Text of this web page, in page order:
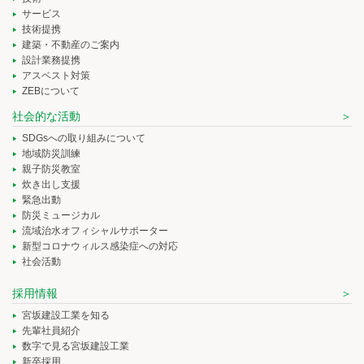
サービス
技術提携
建築・不動産のご案内
設計業務提携
アスベスト対策
ZEBについて
社会的な活動
SDGsへの取り組みについて
地域防災訓練
親子防災教室
炊き出し支援
緊急出動
防災ミュージカル
流域治水オフィシャルサポーター
新型コロナウィルス感染症への対応
社会活動
採用情報
宮坂建設工業を知る
先輩社員紹介
数字で見る宮坂建設工業
新卒採用